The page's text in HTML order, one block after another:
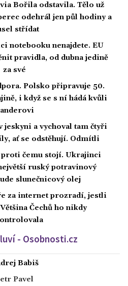
Bořila odstavila. Tělo už
odehrál jen půl hodiny a
střídat
notebooku nenajdete. EU
pravidla, od dubna jedině
za své
Polsko připravuje 50.
i když se s ní hádá kvůli
jeskyni a vychoval tam čtyři
ať se odstěhují. Odmítli
čemu stojí. Ukrajinci
ruský potravinový
slunečnicový olej
za internet prozradí, jestli
Čechů ho nikdy
- Osobnosti.cz
Babiš
Pavel